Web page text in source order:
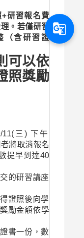
研習報名費
。若僅研習
（含研習證
可以依
照獎勵
11(三) 下午
將取消報名
提早到達40
的研習講座
證照後向學
勵金額依學
書一份，數
g_translate